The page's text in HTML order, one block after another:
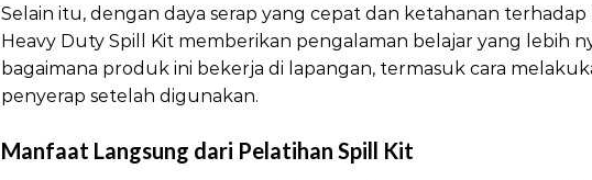
Selain itu, dengan daya serap yang cepat dan ketahanan terhadap
Heavy Duty Spill Kit memberikan pengalaman belajar yang lebih
bagaimana produk ini bekerja di lapangan, termasuk cara
penyerap setelah digunakan.
Manfaat Langsung dari Pelatihan Spill Kit